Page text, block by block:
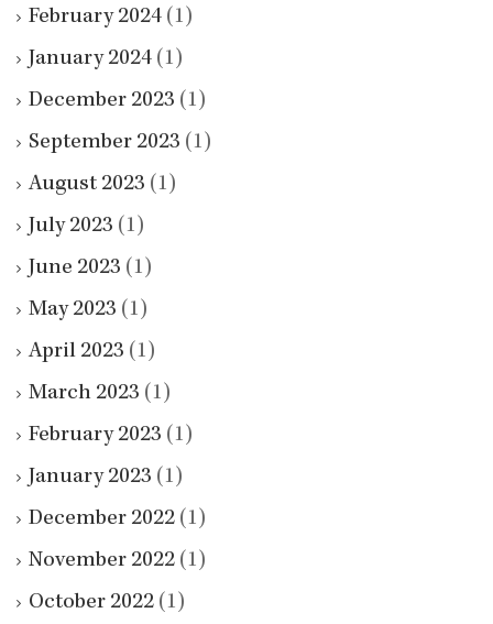
February 2024 (1)
January 2024 (1)
December 2023 (1)
September 2023 (1)
August 2023 (1)
July 2023 (1)
June 2023 (1)
May 2023 (1)
April 2023 (1)
March 2023 (1)
February 2023 (1)
January 2023 (1)
December 2022 (1)
November 2022 (1)
October 2022 (1)